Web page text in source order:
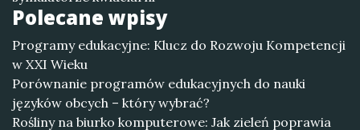
Polecane wpisy
Programy edukacyjne: Klucz do Rozwoju Kompetencji
w XXI Wieku
Porównanie programów edukacyjnych do nauki
języków obcych – który wybrać?
Rośliny na biurko komputerowe: Jak zieleń poprawia